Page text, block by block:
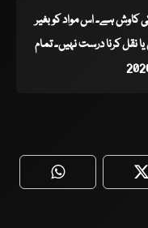
کی کاوش ہے۔ اس مواد کو بغیر
کرنا درست نہیں۔ تمام
WhatsApp